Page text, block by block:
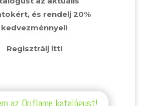
és rendelj 20%
kedvezménnyel!
Regisztrálj itt!
az Oriflame katalógust!